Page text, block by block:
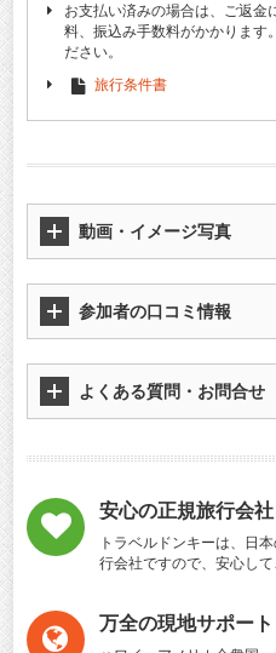
お支払い済みの場合は、ご返金
料、振込み手数料がかかります
ださい。
旅行条件書
動画・イメージ写真
参加者の口コミ情報
よくある質問・お問合せ
安心の正規旅行会社
トラベルドンキーは、日
行会社ですので、安心して
万全の現地サポート